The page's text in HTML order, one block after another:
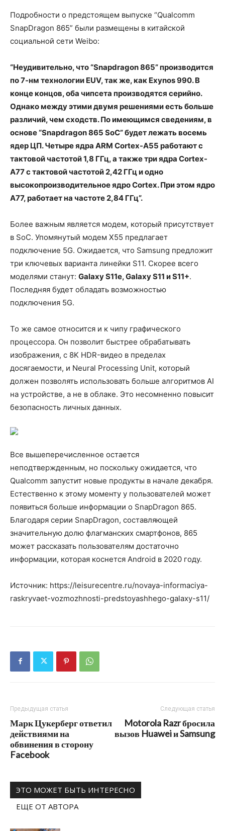
Подробности о предстоящем выпуске “Qualcomm
SnapDragon 865” были размещены в китайской
социальной сети Weibo:
“Неудивительно, что “Snapdragon 865” производится
по 7-нм технологии EUV, так же, как Exynos 990. В
конце концов, оба чипсета производятся серийно.
Однако между этими двумя решениями есть больше
различий, чем сходств. По имеющимся сведениям, в
основе “Snapdragon 865 SoC” будет лежать восемь
ядер ЦП. Четыре ядра ARM Cortex-A55 работают с
тактовой частотой 1,8 ГГц, а также три ядра Cortex-
A77 с тактовой частотой 2,42 ГГц и одно
высокопроизводительное ядро Cortex. При этом ядро
A77, работает на частоте 2,84 ГГц”.
Более важным является модем, который присутствует
в SoC. Упомянутый модем X55 предлагает
подключение 5G. Ожидается, что Samsung предложит
три ключевых варианта линейки S11. Скорее всего
моделями станут: Galaxy S11e, Galaxy S11 и S11+.
Последняя будет обладать возможностью
подключения 5G.
То же самое относится и к чипу графического
процессора. Он позволит быстрее обрабатывать
изображения, с 8K HDR-видео в пределах
досягаемости, и Neural Processing Unit, который
должен позволять использовать больше алгоритмов AI
на устройстве, а не в облаке. Это несомненно повысит
безопасность личных данных.
Все вышеперечисленное остается
неподтвержденным, но поскольку ожидается, что
Qualcomm запустит новые продукты в начале декабря.
Естественно к этому моменту у пользователей может
появиться больше информации о SnapDragon 865.
Благодаря серии SnapDragon, составляющей
значительную долю флагманских смартфонов, 865
может рассказать пользователям достаточно
информации, которая коснется Android в 2020 году.
Источник: https://leisurecentre.ru/novaya-informaciya-
raskryvaet-vozmozhnosti-predstoyashhego-galaxy-s11/
Предыдущая статья
Марк Цукерберг ответил
действиями на
обвинения в сторону
Facebook
Следующая статья
Motorola Razr бросила
вызов Huawei и Samsung
ЭТО МОЖЕТ БЫТЬ ИНТЕРЕСНО
ЕЩЕ ОТ АВТОРА